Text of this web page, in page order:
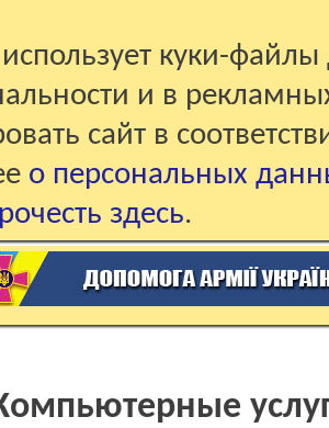
куки-файлы
и в
сайт в
о персональных
здесь.